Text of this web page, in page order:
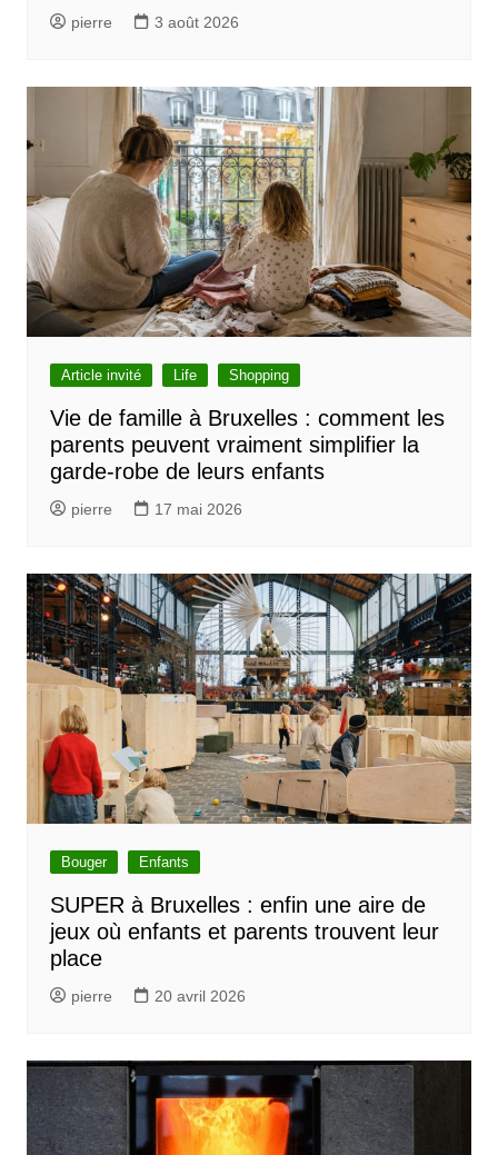
pierre 3 août 2026
Article invité Life Shopping
Vie de famille à Bruxelles : comment les
parents peuvent vraiment simplifier la
garde-robe de leurs enfants
pierre 17 mai 2026
Bouger Enfants
SUPER à Bruxelles : enfin une aire de
jeux où enfants et parents trouvent leur
place
pierre 20 avril 2026